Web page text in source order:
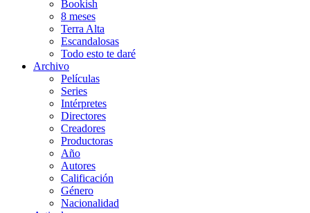
Bookish
8 meses
Terra Alta
Escandalosas
Todo esto te daré
Archivo
Películas
Series
Intérpretes
Directores
Creadores
Productoras
Año
Autores
Calificación
Género
Nacionalidad